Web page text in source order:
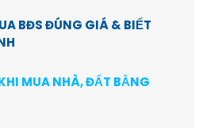
BĐS ĐÚNG GIÁ & BIẾT
MUA NHÀ, ĐẤT BẰNG